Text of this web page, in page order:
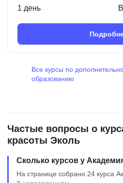
1 день
Все курсы по
образованию
Частые вопросы о
красоты Эколь
Сколько курсов у
На странице собрано 24 курса